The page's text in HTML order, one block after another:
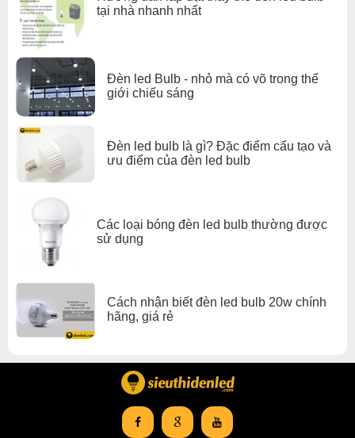
tại nhà nhanh nhất
Đèn led Bulb - nhỏ mà có võ trong thế
giới chiếu sáng
Đèn led bulb là gì? Đặc điểm cấu tạo và
ưu điểm của đèn led bulb
Các loại bóng đèn led bulb thường được
sử dụng
Cách nhận biết đèn led bulb 20w chính
hãng, giá rẻ